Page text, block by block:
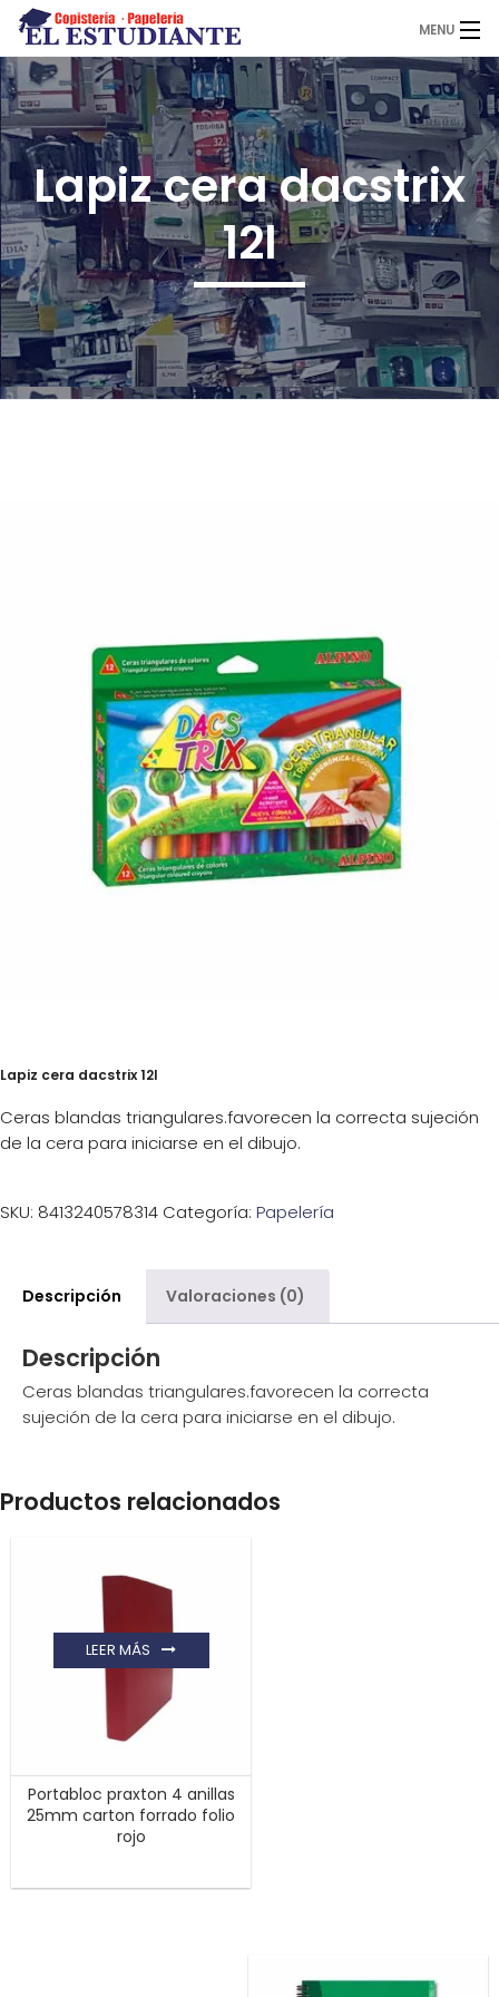
MENU
El Estudiante
Copistería
Papelería
Servicios
0,00€
¡Imprimir!
Lapiz cera dacstrix
12l
Lapiz cera dacstrix 12l
Ceras blandas triangulares.favorecen la correcta sujeción
de la cera para iniciarse en el dibujo.
SKU: 8413240578314 Categoría: Papelería
Descripción Valoraciones (0)
Descripción
Ceras blandas triangulares.favorecen la correcta
sujeción de la cera para iniciarse en el dibujo.
Productos relacionados
Portabloc praxton 4 anillas
25mm carton forrado folio
rojo
LEER MÁS